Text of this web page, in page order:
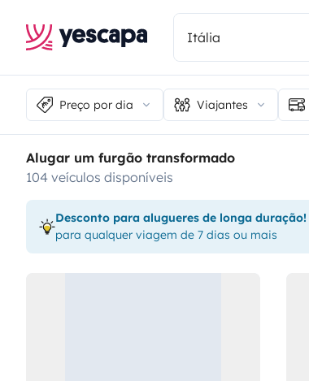
Preço por dia Viajantes
Alugar um furgão transformado
104 veículos disponíveis
Desconto para alugueres de longa duração!
para qualquer viagem de 7 dias ou mais